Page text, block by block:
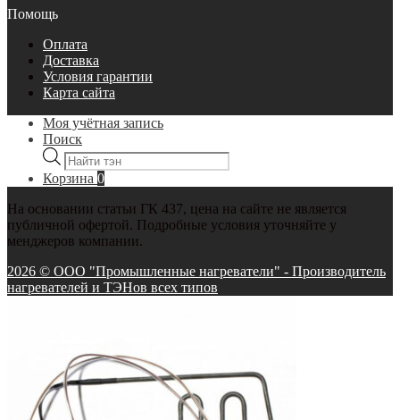
Помощь
Оплата
Доставка
Условия гарантии
Карта сайта
Моя учётная запись
Поиск
Поиск
товаров
Корзина 0
На основании статьи ГК 437, цена на сайте не является
публичной офертой. Подробные условия уточняйте у
менджеров компании.
2026 © ООО "Промышленные нагреватели" - Производитель
нагревателей и ТЭНов всех типов